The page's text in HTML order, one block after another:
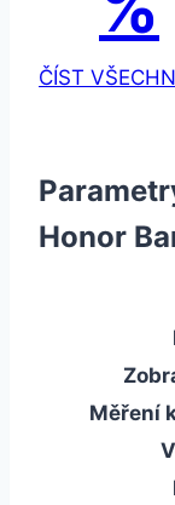
ČÍST
Honor
Měření